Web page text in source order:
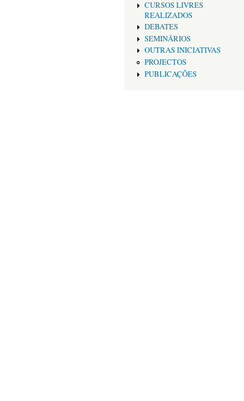
CURSOS LIVRES
REALIZADOS
DEBATES
SEMINÁRIOS
OUTRAS INICIATIVAS
PROJECTOS
PUBLICAÇÕES